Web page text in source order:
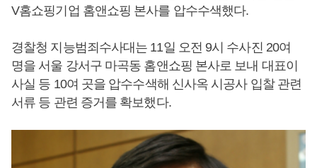
V홈쇼핑기업 홈앤쇼핑 본사를 압수수색했다.
경찰청 지능범죄수사대는 11일 오전 9시 수사진 20여
명을 서울 강서구 마곡동 홈앤쇼핑 본사로 보내 대표이
사실 등 10여 곳을 압수수색해 신사옥 시공사 입찰 관련
서류 등 관련 증거를 확보했다.